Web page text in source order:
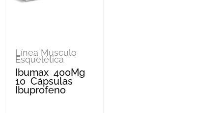
Línea Musculo
Esquelética
Ibumax 400Mg
10 Cápsulas
Ibuprofeno